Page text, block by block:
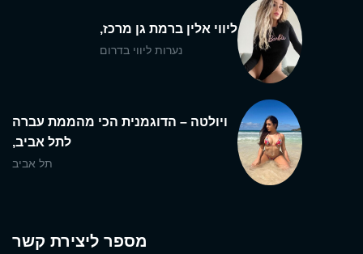
ליווי אלין ברמת גן מרכז,
נערות ליווי בדרום
ויולטה – הדוגמנית הכי מהממת עברה
לתל אביב,
תל אביב
מספר ליצירת קשר